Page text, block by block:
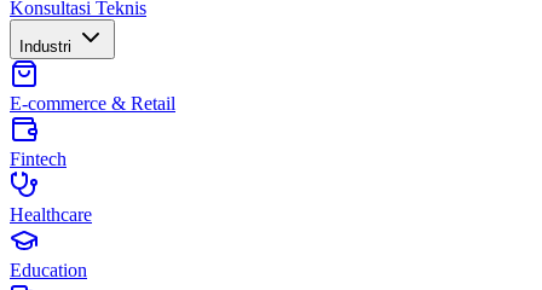
Konsultasi Teknis
Industri
E-commerce & Retail
Fintech
Healthcare
Education